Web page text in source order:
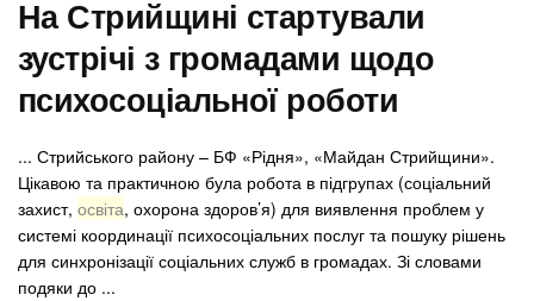
На Стрийщині стартували
зустрічі з громадами щодо
психосоціальної роботи
... Стрийського району – БФ «Рідня», «Майдан Стрийщини».
Цікавою та практичною була робота в підгрупах (соціальний
захист, освіта, охорона здоров’я) для виявлення проблем у
системі координації психосоціальних послуг та пошуку рішень
для синхронізації соціальних служб в громадах. Зі словами
подяки до ...